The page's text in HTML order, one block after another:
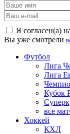
Я согласен(а)
Вы уже смотрели
Футбол
Лига
Лига
Кубок
все
Хоккей
КХЛ